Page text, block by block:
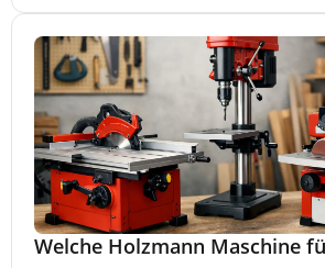
Welche Holzmann Maschine